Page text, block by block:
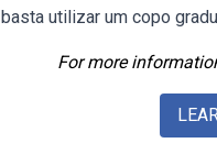
utilizar um copo
For more